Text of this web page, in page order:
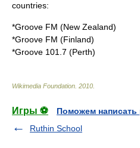
countries:
*Groove FM (New Zealand)
*Groove FM (Finland)
*Groove 101.7 (Perth)
Wikimedia Foundation 2010
Игры ⚽
Поможем написать
Ruthin School